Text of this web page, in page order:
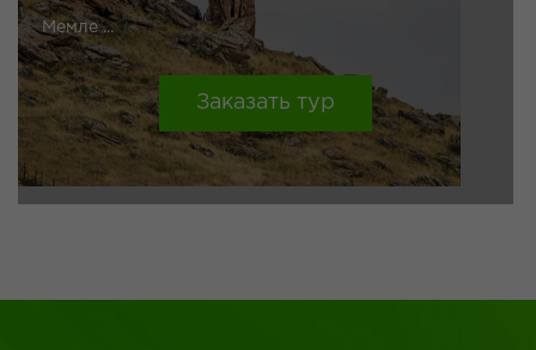
Мемле ...
Заказать тур